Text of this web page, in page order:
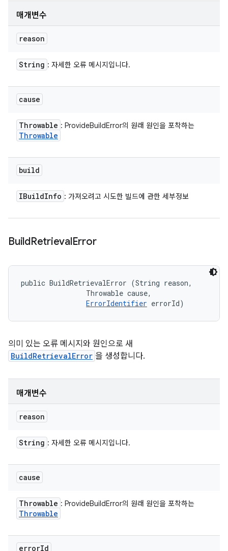
매개변수
reason
String : 자세한 오류 메시지입니다.
cause
Throwable : ProvideBuildError의 원래 원인을 포착하는
Throwable
build
IBuildInfo : 가져오려고 시도한 빌드에 관한 세부정보
BuildRetrievalError
public BuildRetrievalError (String reason,
                Throwable cause,
ErrorIdentifier errorId)
의미 있는 오류 메시지와 원인으로 새
BuildRetrievalError 을 생성합니다.
매개변수
reason
String : 자세한 오류 메시지입니다.
cause
Throwable : ProvideBuildError의 원래 원인을 포착하는
Throwable
errorId